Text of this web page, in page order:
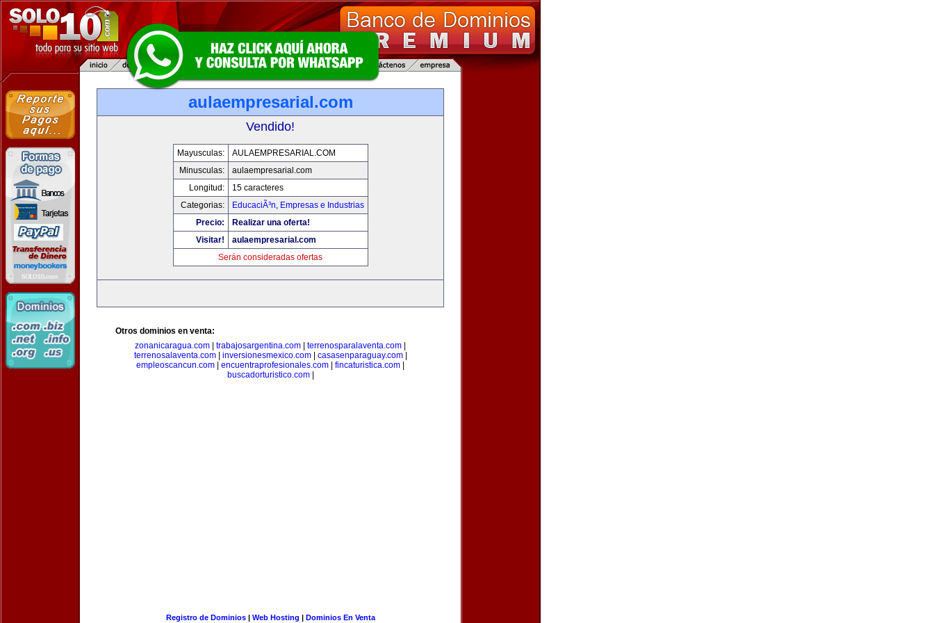
aulaempresarial.com
Vendido!
Mayusculas:
AULAEMPRESARIAL.COM
Minusculas:
aulaempresarial.com
Longitud:
15 caracteres
Categorias:
EducaciÃ³n, Empresas e Industrias
Precio:
Realizar una oferta!
Visitar!
aulaempresarial.com
Serán consideradas ofertas
Otros dominios en venta:
zonanicaragua.com
trabajosargentina.com terrenosparalaventa.com
terrenosalaventa.com| inversionesmexico.com| casasenparaguay.com|
empleoscancun.com
encuentraprofesionales.com fincaturistica.com
buscadorturistico.com|
Registro de Dominios| Web Hosting | Dominios En Venta